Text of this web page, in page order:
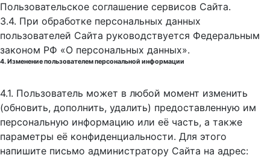
Пользовательское соглашение сервисов Сайта.
3.4. При обработке персональных данных
пользователей Сайта руководствуется Федеральным
законом РФ «О персональных данных».
4. Изменение пользователем персональной информации
4.1. Пользователь может в любой момент изменить
(обновить, дополнить, удалить) предоставленную им
персональную информацию или её часть, а также
параметры её конфиденциальности. Для этого
напишите письмо администратору Сайта на адрес: